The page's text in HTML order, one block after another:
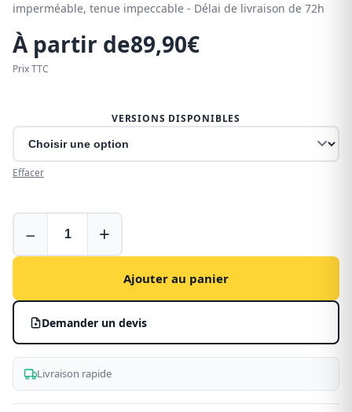
imperméable, tenue impeccable - Délai de livraison de 72h
À partir de89,90€
Prix TTC
VERSIONS DISPONIBLES
Effacer
pour
Fiat
− +
Ajouter au panier
Demander un devis
Livraison rapide